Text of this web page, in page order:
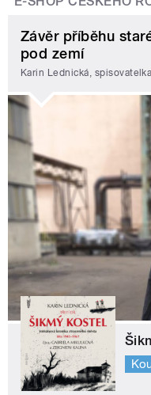
Závěr příběhu
pod zemí
Karin Lednická, spisovatelka